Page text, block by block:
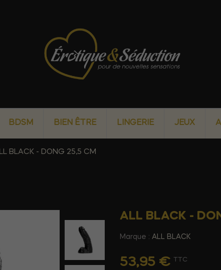
BDSM BIEN ÊTRE LINGERIE JEUX
BLACK - DONG 25,5 CM
ALL BLACK -
Marque : ALL BLACK
53,95 € TTC